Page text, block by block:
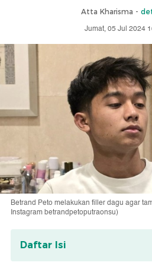
Atta Kharisma -
Jumat, 05 Jul 2024
Betrand Peto melakukan filler dagu agar
Instagram betrandpetoputraonsu)
Daftar Isi
Apa Itu Filler Dagu?